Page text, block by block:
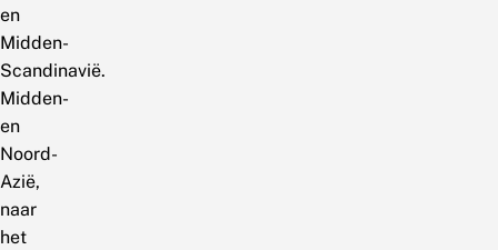
en
Midden-
Scandinavië.
Midden-
en
Noord-
Azië,
naar
het